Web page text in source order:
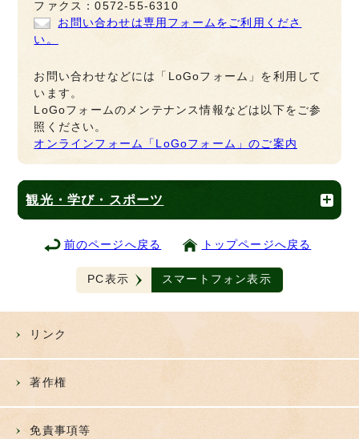
ファクス：0572-55-6310
お問い合わせは専用フォームをご利用くださ
い。
お問い合わせなどには「LoGoフォーム」を利用して
います。
LoGoフォームのメンテナンス情報などは以下をご参
照ください。
オンラインフォーム「LoGoフォーム」のご案内
観光・学び・スポーツ
前のページへ戻る トップページへ戻る
PC表示 スマートフォン表示
リンク
著作権
免責事項等